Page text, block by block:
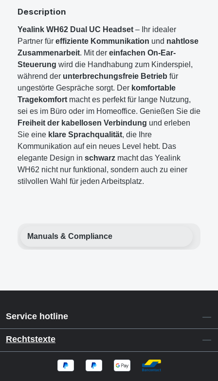
Description
Yealink WH62 Dual UC Headset – Ihr idealer
Partner für effiziente Kommunikation und nahtlose
Zusammenarbeit. Mit der einfachen On-Ear-
Steuerung wird die Handhabung zum Kinderspiel,
während der unterbrechungsfreie Betrieb für
ungestörte Gespräche sorgt. Der komfortable
Tragekomfort macht es perfekt für lange Nutzung,
sei es im Büro oder im Homeoffice. Genießen Sie die
Freiheit der kabellosen Verbindung und erleben
Sie eine klare Sprachqualität, die Ihre
Kommunikation auf ein neues Level hebt. Das
elegante Design in schwarz macht das Yealink
WH62 nicht nur funktional, sondern auch zu einer
stilvollen Wahl für jeden Arbeitsplatz.
Manuals & Compliance
Service hotline
Rechtstexte